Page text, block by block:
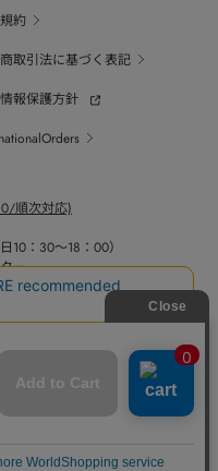
約
取引法に基づく表記
報保護方針
順次対応)
10：30～18：00）
ー
合せ（平日10：30～18：00）
ー